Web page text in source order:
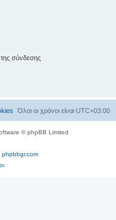
σύνδεσης
Όλοι οι χρόνοι είναι UTC+03:00
© phpBB Limited
phpbbgr.com